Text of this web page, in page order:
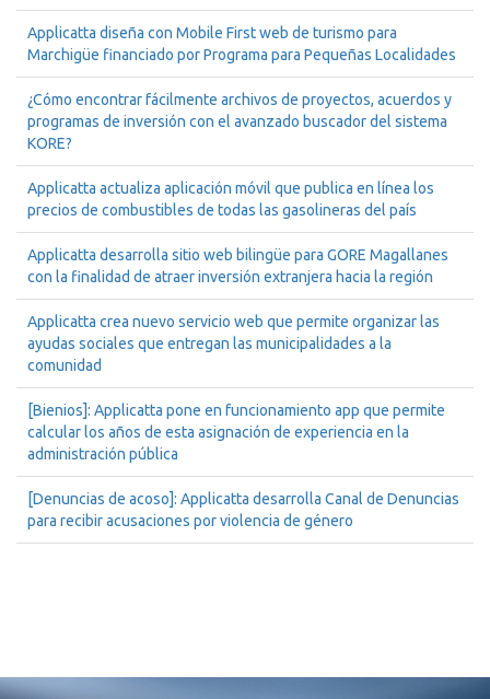
Applicatta diseña con Mobile First web de turismo para
Marchigüe financiado por Programa para Pequeñas Localidades
¿Cómo encontrar fácilmente archivos de proyectos, acuerdos y
programas de inversión con el avanzado buscador del sistema
KORE?
Applicatta actualiza aplicación móvil que publica en línea los
precios de combustibles de todas las gasolineras del país
Applicatta desarrolla sitio web bilingüe para GORE Magallanes
con la finalidad de atraer inversión extranjera hacia la región
Applicatta crea nuevo servicio web que permite organizar las
ayudas sociales que entregan las municipalidades a la
comunidad
[Bienios]: Applicatta pone en funcionamiento app que permite
calcular los años de esta asignación de experiencia en la
administración pública
[Denuncias de acoso]: Applicatta desarrolla Canal de Denuncias
para recibir acusaciones por violencia de género